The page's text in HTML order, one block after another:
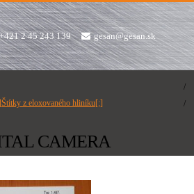
+421 2 45 243 139 gesan@gesan.sk
z eloxovaného hliníku[:]
CAMERA